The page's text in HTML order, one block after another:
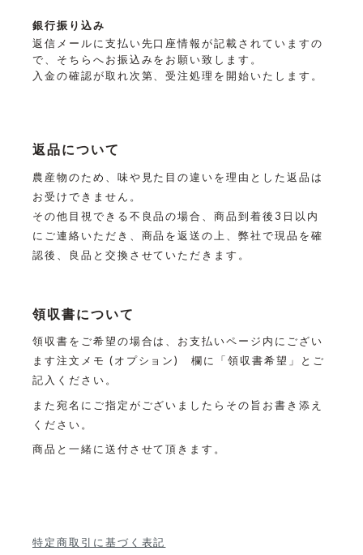
銀行振り込み
返信メールに支払い先口座情報が記載されていますの
で、そちらへお振込みをお願い致します。
入金の確認が取れ次第、受注処理を開始いたします。
返品について
農産物のため、味や見た目の違いを理由とした返品は
お受けできません。
その他目視できる不良品の場合、商品到着後3日以内
にご連絡いただき、商品を返送の上、弊社で現品を確
認後、良品と交換させていただきます。
領収書について
領収書をご希望の場合は、お支払いページ内にござい
ます注文メモ (オプション) 欄に「領収書希望」とご
記入ください。
また宛名にご指定がございましたらその旨お書き添え
ください。
商品と一緒に送付させて頂きます。
特定商取引に基づく表記